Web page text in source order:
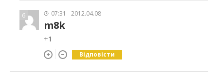
6 07:31 2012.04.08
m8k
+1
Відповісти